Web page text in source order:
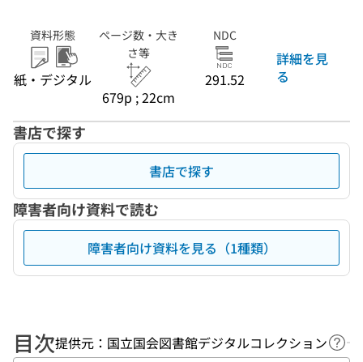
資料形態
紙・デジタル
ページ数・大き
さ等
679p ; 22cm
NDC
291.52
詳細を見
る
書店で探す
書店で探す
障害者向け資料で読む
障害者向け資料を見る（1種類）
目次提供元：国立国会図書館デジタルコレクション ヘ